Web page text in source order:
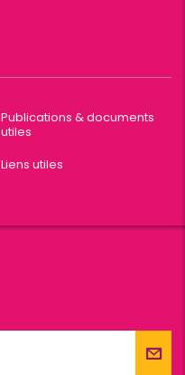
Publications & documents
utiles
Liens utiles